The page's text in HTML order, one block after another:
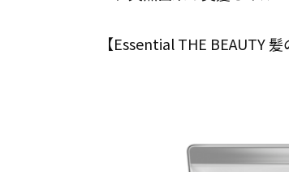
【Essential THE BEAUTY